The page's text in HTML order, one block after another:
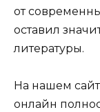
от
оставил
литературы.
На нашем
онлайн